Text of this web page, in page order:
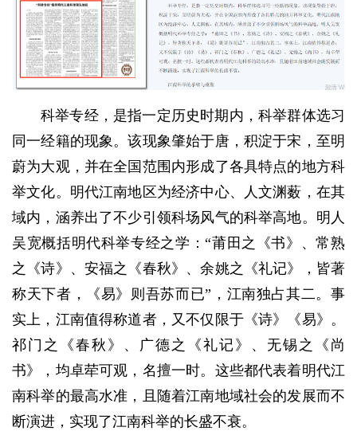
科举专经，是指一定历史时期内，科举群体选习
同一经籍的现象。该现象肇始于唐，积淀于宋，至明
蔚为大观，并在全国范围内形成了各具特点的地方科
举文化。明代江南地区为经济中心、人文渊薮，在其
域内，涵养出了不少引领科场风气的科举高地。明人
吴宽概括明代科举专经之学：“莆田之《书》、常熟
之《诗》、安福之《春秋》、余姚之《礼记》，皆著
称天下者，《易》则吾苏而已”，江南独占其二。事
实上，江南值得称道者，又不仅限于《诗》《易》。
祁门之《春秋》、广德之《礼记》、无锡之《尚
书》，均卓荦可观，名擅一时。这些都代表着明代江
南科举的最高水准，且随着江南地域社会的发展而不
断演进，实现了江南科举的长盛不衰。